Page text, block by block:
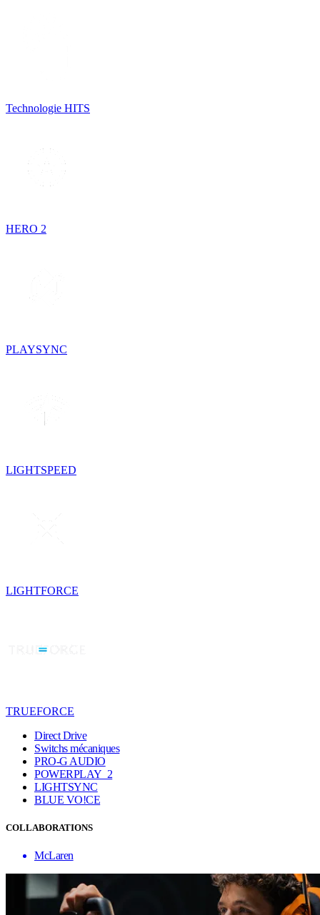
Technologie HITS
HERO 2
PLAYSYNC
LIGHTSPEED
LIGHTFORCE
TRUEFORCE
Direct Drive
Switchs mécaniques
PRO-G AUDIO
POWERPLAY 2
LIGHTSYNC
BLUE VO!CE
COLLABORATIONS
McLaren